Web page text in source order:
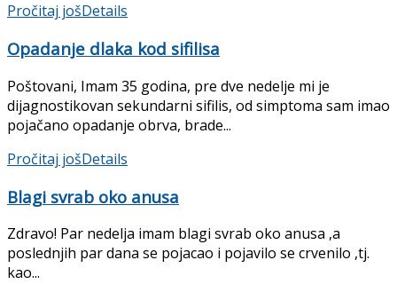
Pročitaj jošDetails
Opadanje dlaka kod sifilisa
Poštovani, Imam 35 godina, pre dve nedelje mi je
dijagnostikovan sekundarni sifilis, od simptoma sam imao
pojačano opadanje obrva, brade...
Pročitaj jošDetails
Blagi svrab oko anusa
Zdravo! Par nedelja imam blagi svrab oko anusa ,a
poslednjih par dana se pojacao i pojavilo se crvenilo ,tj.
kao...